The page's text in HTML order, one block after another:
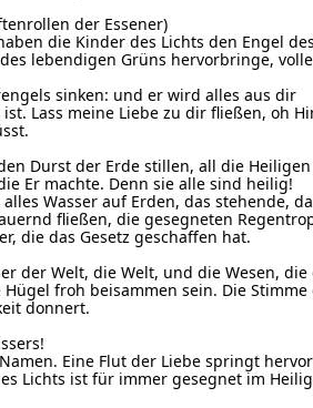
der Essener)
die Kinder des Lichts den Engel
lebendigen Grüns hervorbringe,
sinken: und er wird alles aus dir
Lass meine Liebe zu dir fließen, oh
Durst der Erde stillen, all die Heiligen
Er machte. Denn sie alle sind heilig!
Wasser auf Erden, das stehende,
fließen, die gesegneten
die das Gesetz geschaffen hat.
der Welt, die Welt, und die Wesen,
froh beisammen sein. Die
donnert.
Eine Flut der Liebe springt
Lichts ist für immer gesegnet im